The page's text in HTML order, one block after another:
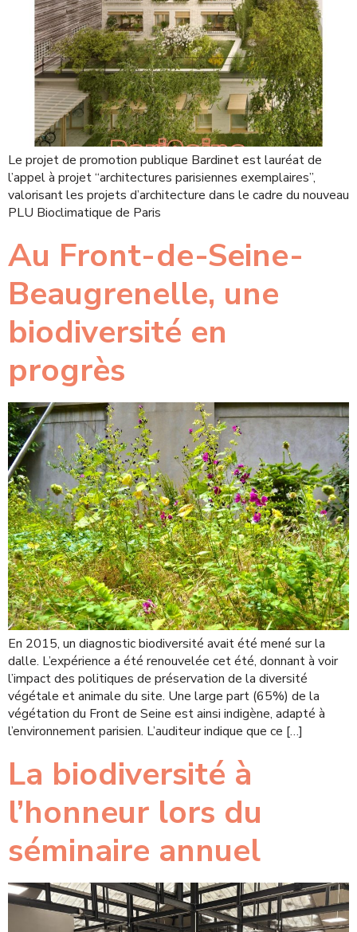
Le projet de promotion publique Bardinet est lauréat de
l’appel à projet “architectures parisiennes exemplaires”,
valorisant les projets d’architecture dans le cadre du nouveau
PLU Bioclimatique de Paris
Au Front-de-Seine-
Beaugrenelle, une
biodiversité en
progrès
En 2015, un diagnostic biodiversité avait été mené sur la
dalle. L’expérience a été renouvelée cet été, donnant à voir
l’impact des politiques de préservation de la diversité
végétale et animale du site. Une large part (65%) de la
végétation du Front de Seine est ainsi indigène, adapté à
l’environnement parisien. L’auditeur indique que ce […]
La biodiversité à
l’honneur lors du
séminaire annuel